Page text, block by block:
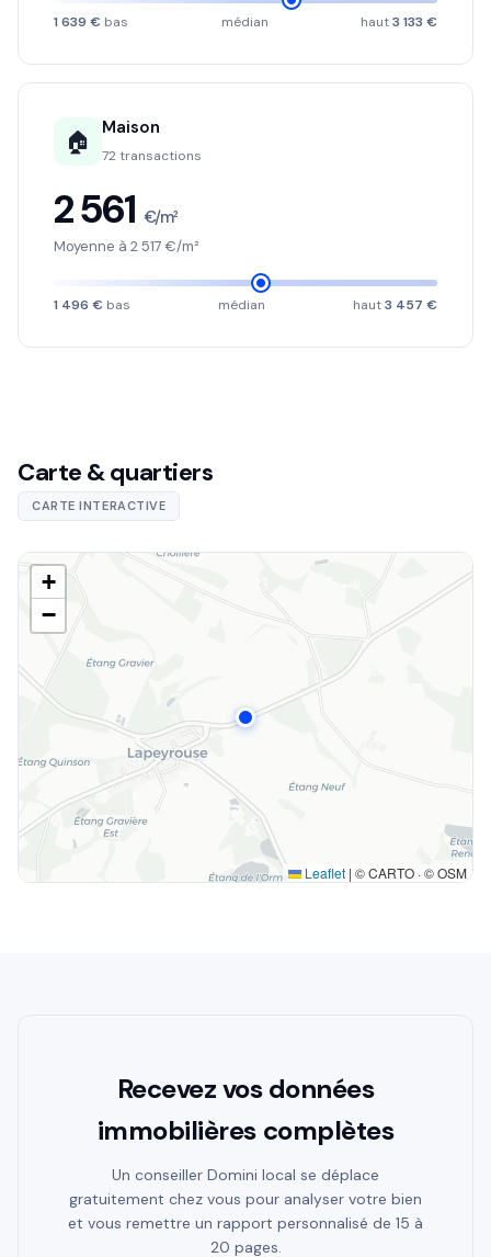
1 639 € bas médian haut3 133 €
🏠 Maison
72 transactions
2 561 €/m²
Moyenne à 2 517 €/m²
1 496 € bas médian haut3 457 €
Carte & quartiers
CARTE INTERACTIVE
+
−
Leaflet | © CARTO · © OSM
Recevez vos données
immobilières complètes
Un conseiller Domini local se déplace
gratuitement chez vous pour analyser votre bien
et vous remettre un rapport personnalisé de 15 à
20 pages.